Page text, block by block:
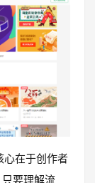
心在于创作者
要理解流